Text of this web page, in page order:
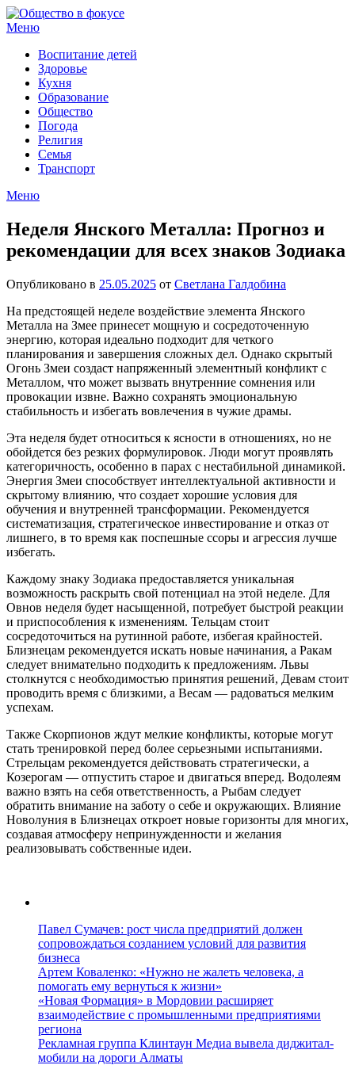
Перейти
к
Меню
Воспитание детей
Здоровье
Кухня
Образование
Общество
Погода
Религия
Семья
Транспорт
Меню
Неделя Янского Металла: Прогноз и
рекомендации для всех знаков Зодиака
Опубликовано в 25.05.2025 от Светлана Галдобина
На предстоящей неделе воздействие элемента Янского
Металла на Змее принесет мощную и сосредоточенную
энергию, которая идеально подходит для четкого
планирования и завершения сложных дел. Однако скрытый
Огонь Змеи создаст напряженный элементный конфликт с
Металлом, что может вызвать внутренние сомнения или
провокации извне. Важно сохранять эмоциональную
стабильность и избегать вовлечения в чужие драмы.
Эта неделя будет относиться к ясности в отношениях, но не
обойдется без резких формулировок. Люди могут проявлять
категоричность, особенно в парах с нестабильной динамикой.
Энергия Змеи способствует интеллектуальной активности и
скрытому влиянию, что создает хорошие условия для
обучения и внутренней трансформации. Рекомендуется
систематизация, стратегическое инвестирование и отказ от
лишнего, в то время как поспешные ссоры и агрессия лучше
избегать.
Каждому знаку Зодиака предоставляется уникальная
возможность раскрыть свой потенциал на этой неделе. Для
Овнов неделя будет насыщенной, потребует быстрой реакции
и приспособления к изменениям. Тельцам стоит
сосредоточиться на рутинной работе, избегая крайностей.
Близнецам рекомендуется искать новые начинания, а Ракам
следует внимательно подходить к предложениям. Львы
столкнутся с необходимостью принятия решений, Девам стоит
проводить время с близкими, а Весам — радоваться мелким
успехам.
Также Скорпионов ждут мелкие конфликты, которые могут
стать тренировкой перед более серьезными испытаниями.
Стрельцам рекомендуется действовать стратегически, а
Козерогам — отпустить старое и двигаться вперед. Водолеям
важно взять на себя ответственность, а Рыбам следует
обратить внимание на заботу о себе и окружающих. Влияние
Новолуния в Близнецах откроет новые горизонты для многих,
создавая атмосферу непринужденности и желания
реализовывать собственные идеи.
Павел Сумачев: рост числа предприятий должен
сопровождаться созданием условий для развития
бизнеса
Артем Коваленко: «Нужно не жалеть человека, а
помогать ему вернуться к жизни»
«Новая Формация» в Мордовии расширяет
взаимодействие с промышленными предприятиями
региона
Рекламная группа Клинтаун Медиа вывела диджитал-
мобили на дороги Алматы